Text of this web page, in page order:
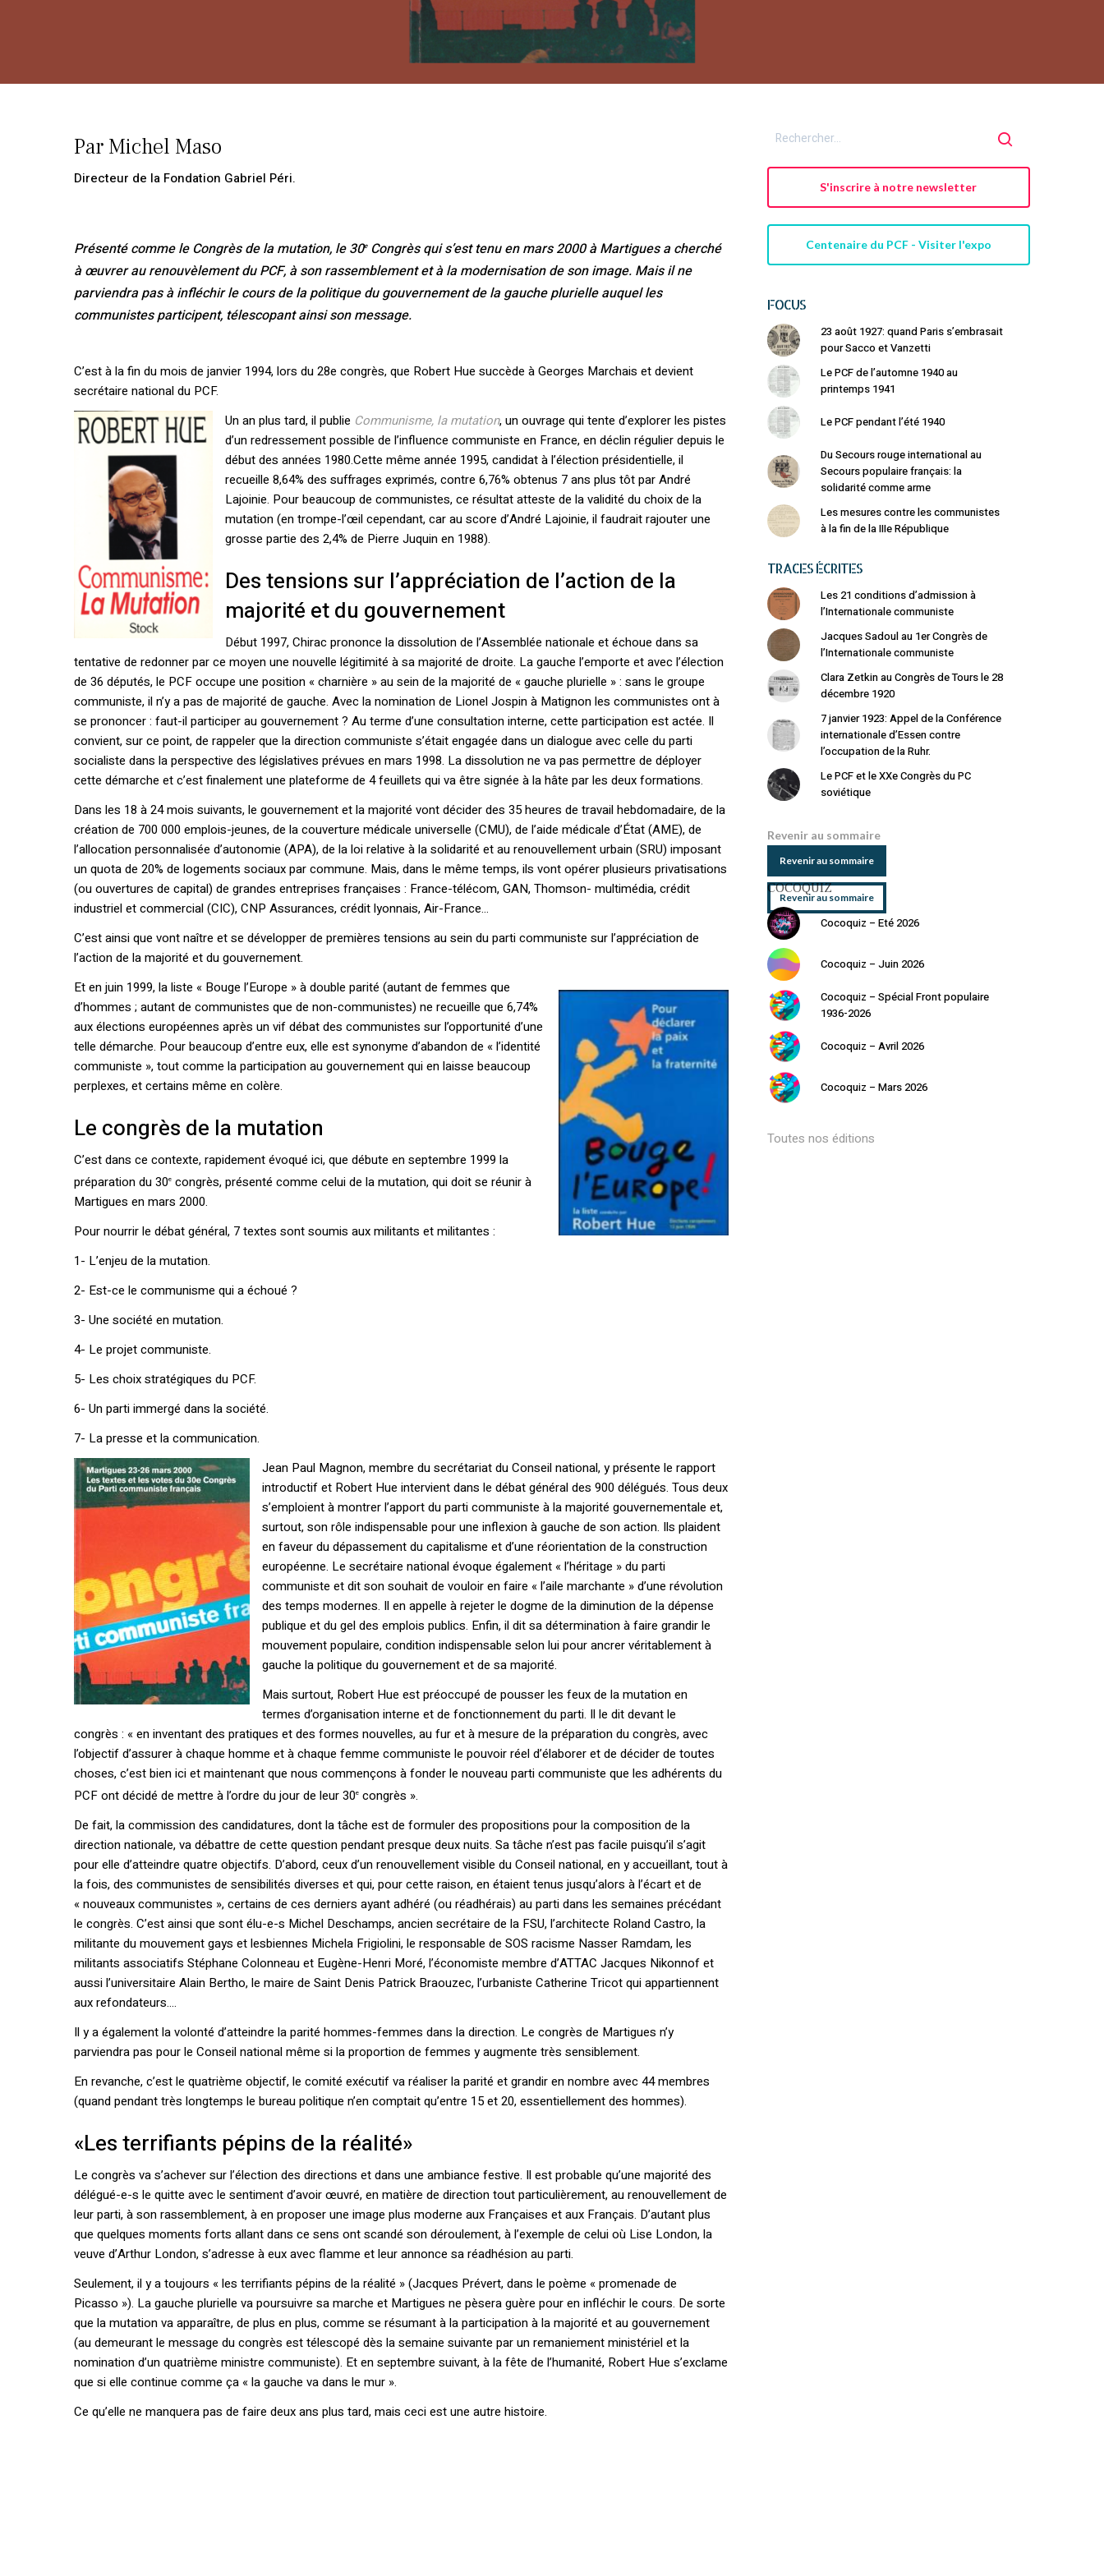
Par Michel Maso
Directeur de la Fondation Gabriel Péri.
Présenté comme le Congrès de la mutation, le 30eCongrès qui s’est tenu en mars 2000 à Martigues a cherché
à œuvrer au renouvèlement du PCF, à son rassemblement et à la modernisation de son image. Mais il ne
parviendra pas à infléchir le cours de la politique du gouvernement de la gauche plurielle auquel les
communistes participent, télescopant ainsi son message.
C’est à la fin du mois de janvier 1994, lors du 28e congrès, que Robert Hue succède à Georges Marchais et devient
secrétaire national du PCF.
Un an plus tard, il publie Communisme, la mutation, un ouvrage qui tente d’explorer les pistes
d’un redressement possible de l’influence communiste en France, en déclin régulier depuis le
début des années 1980.Cette même année 1995, candidat à l’élection présidentielle, il
recueille 8,64% des suffrages exprimés, contre 6,76% obtenus 7 ans plus tôt par André
Lajoinie. Pour beaucoup de communistes, ce résultat atteste de la validité du choix de la
mutation (en trompe-l’œil cependant, car au score d’André Lajoinie, il faudrait rajouter une
grosse partie des 2,4% de Pierre Juquin en 1988).
Des tensions sur l’appréciation de l’action de la
majorité et du gouvernement
Début 1997, Chirac prononce la dissolution de l’Assemblée nationale et échoue dans sa
tentative de redonner par ce moyen une nouvelle légitimité à sa majorité de droite. La gauche l’emporte et avec l’élection
de 36 députés, le PCF occupe une position « charnière » au sein de la majorité de « gauche plurielle » : sans le groupe
communiste, il n’y a pas de majorité de gauche. Avec la nomination de Lionel Jospin à Matignon les communistes ont à
se prononcer : faut-il participer au gouvernement ? Au terme d’une consultation interne, cette participation est actée. Il
convient, sur ce point, de rappeler que la direction communiste s’était engagée dans un dialogue avec celle du parti
socialiste dans la perspective des législatives prévues en mars 1998. La dissolution ne va pas permettre de déployer
cette démarche et c’est finalement une plateforme de 4 feuillets qui va être signée à la hâte par les deux formations.
Dans les 18 à 24 mois suivants, le gouvernement et la majorité vont décider des 35 heures de travail hebdomadaire, de la
création de 700 000 emplois-jeunes, de la couverture médicale universelle (CMU), de l’aide médicale d’État (AME), de
l’allocation personnalisée d’autonomie (APA), de la loi relative à la solidarité et au renouvellement urbain (SRU) imposant
un quota de 20% de logements sociaux par commune. Mais, dans le même temps, ils vont opérer plusieurs privatisations
(ou ouvertures de capital) de grandes entreprises françaises : France-télécom, GAN, Thomson- multimédia, crédit
industriel et commercial (CIC), CNP Assurances, crédit lyonnais, Air-France…
C’est ainsi que vont naître et se développer de premières tensions au sein du parti communiste sur l’appréciation de
l’action de la majorité et du gouvernement.
Et en juin 1999, la liste « Bouge l’Europe » à double parité (autant de femmes que
d’hommes ; autant de communistes que de non-communistes) ne recueille que 6,74%
aux élections européennes après un vif débat des communistes sur l’opportunité d’une
telle démarche. Pour beaucoup d’entre eux, elle est synonyme d’abandon de « l’identité
communiste », tout comme la participation au gouvernement qui en laisse beaucoup
perplexes, et certains même en colère.
Le congrès de la mutation
C’est dans ce contexte, rapidement évoqué ici, que débute en septembre 1999 la
préparation du 30e congrès, présenté comme celui de la mutation, qui doit se réunir à
Martigues en mars 2000.
Pour nourrir le débat général, 7 textes sont soumis aux militants et militantes :
1- L’enjeu de la mutation.
2- Est-ce le communisme qui a échoué ?
3- Une société en mutation.
4- Le projet communiste.
5- Les choix stratégiques du PCF.
6- Un parti immergé dans la société.
7- La presse et la communication.
Jean Paul Magnon, membre du secrétariat du Conseil national, y présente le rapport
introductif et Robert Hue intervient dans le débat général des 900 délégués. Tous deux
s’emploient à montrer l’apport du parti communiste à la majorité gouvernementale et,
surtout, son rôle indispensable pour une inflexion à gauche de son action. Ils plaident
en faveur du dépassement du capitalisme et d’une réorientation de la construction
européenne. Le secrétaire national évoque également « l’héritage » du parti
communiste et dit son souhait de vouloir en faire « l’aile marchante » d’une révolution
des temps modernes. Il en appelle à rejeter le dogme de la diminution de la dépense
publique et du gel des emplois publics. Enfin, il dit sa détermination à faire grandir le
mouvement populaire, condition indispensable selon lui pour ancrer véritablement à
gauche la politique du gouvernement et de sa majorité.
Mais surtout, Robert Hue est préoccupé de pousser les feux de la mutation en
termes d’organisation interne et de fonctionnement du parti. Il le dit devant le
congrès : « en inventant des pratiques et des formes nouvelles, au fur et à mesure de la préparation du congrès, avec
l’objectif d’assurer à chaque homme et à chaque femme communiste le pouvoir réel d’élaborer et de décider de toutes
choses, c’est bien ici et maintenant que nous commençons à fonder le nouveau parti communiste que les adhérents du
PCF ont décidé de mettre à l’ordre du jour de leur 30e congrès ».
De fait, la commission des candidatures, dont la tâche est de formuler des propositions pour la composition de la
direction nationale, va débattre de cette question pendant presque deux nuits. Sa tâche n’est pas facile puisqu’il s’agit
pour elle d’atteindre quatre objectifs. D’abord, ceux d’un renouvellement visible du Conseil national, en y accueillant, tout à
la fois, des communistes de sensibilités diverses et qui, pour cette raison, en étaient tenus jusqu’alors à l’écart et de
« nouveaux communistes », certains de ces derniers ayant adhéré (ou réadhérais) au parti dans les semaines précédant
le congrès. C’est ainsi que sont élu-e-s Michel Deschamps, ancien secrétaire de la FSU, l’architecte Roland Castro, la
militante du mouvement gays et lesbiennes Michela Frigiolini, le responsable de SOS racisme Nasser Ramdam, les
militants associatifs Stéphane Colonneau et Eugène-Henri Moré, l’économiste membre d’ATTAC Jacques Nikonnof et
aussi l’universitaire Alain Bertho, le maire de Saint Denis Patrick Braouzec, l’urbaniste Catherine Tricot qui appartiennent
aux refondateurs….
Il y a également la volonté d’atteindre la parité hommes-femmes dans la direction. Le congrès de Martigues n’y
parviendra pas pour le Conseil national même si la proportion de femmes y augmente très sensiblement.
En revanche, c’est le quatrième objectif, le comité exécutif va réaliser la parité et grandir en nombre avec 44 membres
(quand pendant très longtemps le bureau politique n’en comptait qu’entre 15 et 20, essentiellement des hommes).
«Les terrifiants pépins de la réalité»
Le congrès va s’achever sur l’élection des directions et dans une ambiance festive. Il est probable qu’une majorité des
délégué-e-s le quitte avec le sentiment d’avoir œuvré, en matière de direction tout particulièrement, au renouvellement de
leur parti, à son rassemblement, à en proposer une image plus moderne aux Françaises et aux Français. D’autant plus
que quelques moments forts allant dans ce sens ont scandé son déroulement, à l’exemple de celui où Lise London, la
veuve d’Arthur London, s’adresse à eux avec flamme et leur annonce sa réadhésion au parti.
Seulement, il y a toujours « les terrifiants pépins de la réalité » (Jacques Prévert, dans le poème « promenade de
Picasso »). La gauche plurielle va poursuivre sa marche et Martigues ne pèsera guère pour en infléchir le cours. De sorte
que la mutation va apparaître, de plus en plus, comme se résumant à la participation à la majorité et au gouvernement
(au demeurant le message du congrès est télescopé dès la semaine suivante par un remaniement ministériel et la
nomination d’un quatrième ministre communiste). Et en septembre suivant, à la fête de l’humanité, Robert Hue s’exclame
que si elle continue comme ça « la gauche va dans le mur ».
Ce qu’elle ne manquera pas de faire deux ans plus tard, mais ceci est une autre histoire.
S'inscrire à notre newsletter
Centenaire du PCF - Visiter l'expo
FOCUS
23 août 1927: quand Paris s’embrasait
pour Sacco et Vanzetti
Le PCF de l’automne 1940 au
printemps 1941
Le PCF pendant l’été 1940
Du Secours rouge international au
Secours populaire français: la
solidarité comme arme
Les mesures contre les communistes
à la fin de la IIIe République
TRACES ÉCRITES
Les 21 conditions d’admission à
l’Internationale communiste
Jacques Sadoul au 1er Congrès de
l’Internationale communiste
Clara Zetkin au Congrès de Tours le 28
décembre 1920
7 janvier 1923: Appel de la Conférence
internationale d’Essen contre
l’occupation de la Ruhr.
Le PCF et le XXe Congrès du PC
soviétique
Revenir au sommaire
Revenir au sommaire
Revenir au sommaire
COCOQUIZ
Cocoquiz – Eté 2026
Cocoquiz – Juin 2026
Cocoquiz – Spécial Front populaire
1936-2026
Cocoquiz – Avril 2026
Cocoquiz – Mars 2026
Toutes nos éditions